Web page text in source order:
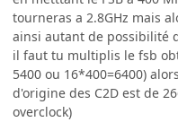
tourneras a 2.8GHz mais
ainsi autant de possibilité
il faut tu multiplis le fsb
5400 ou 16*400=6400)
d'origine des C2D est de
overclock)